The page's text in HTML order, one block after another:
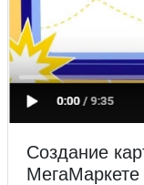
Создание